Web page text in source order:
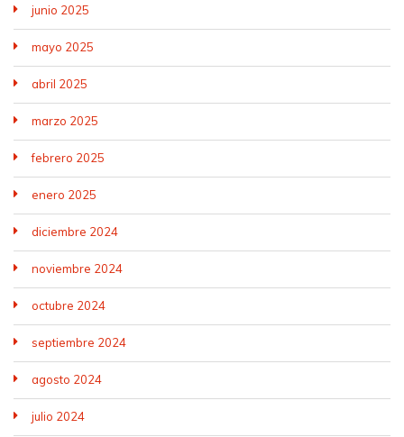
junio 2025
mayo 2025
abril 2025
marzo 2025
febrero 2025
enero 2025
diciembre 2024
noviembre 2024
octubre 2024
septiembre 2024
agosto 2024
julio 2024